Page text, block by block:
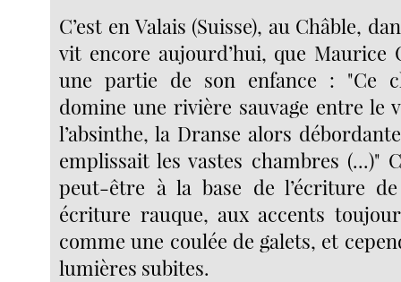
C’est en Valais (Suisse), au Châble,
vit encore aujourd’hui, que Maurice
une partie de son enfance : "Ce
domine une rivière sauvage entre le
l’absinthe, la Dranse alors
emplissait les vastes chambres (...)"
peut-être à la base de l’écriture
écriture rauque, aux accents
comme une coulée de galets, et
lumières subites.